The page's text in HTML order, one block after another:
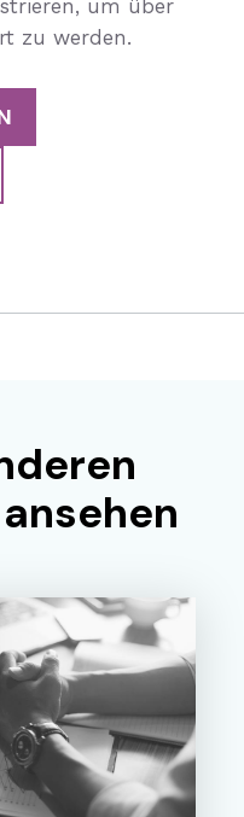
um über
zu werden.